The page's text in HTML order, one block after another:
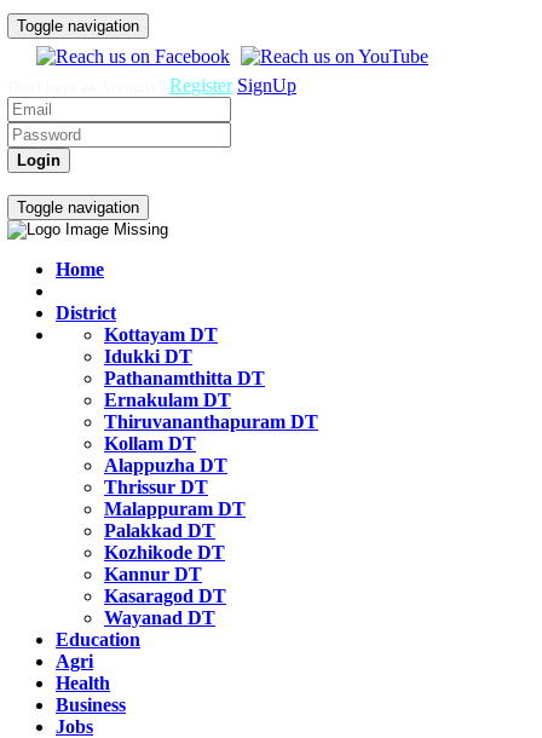
Toggle navigation
Register SignUp
Toggle navigation
Home
District
Kottayam DT
Idukki DT
Pathanamthitta DT
Ernakulam DT
Thiruvananthapuram DT
Kollam DT
Alappuzha DT
Thrissur DT
Malappuram DT
Palakkad DT
Kozhikode DT
Kannur DT
Kasaragod DT
Wayanad DT
Education
Agri
Health
Business
Jobs